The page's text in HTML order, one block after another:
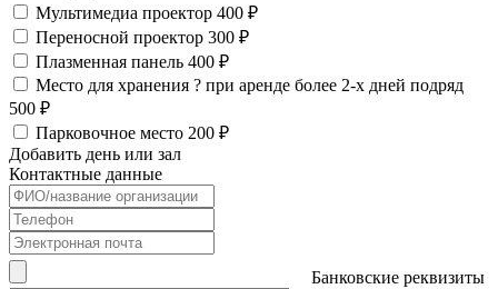
Мультимедиа проектор 400 ₽
Переносной проектор 300 ₽
Плазменная панель 400 ₽
Место для хранения ? при аренде более 2-х дней подряд
500 ₽
Парковочное место 200 ₽
Добавить день или зал
Контактные данные
Банковские реквизиты